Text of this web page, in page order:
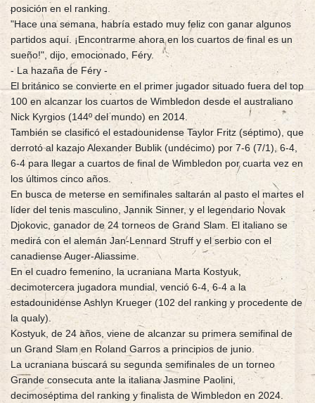
posición en el ranking.
"Hace una semana, habría estado muy feliz con ganar algunos
partidos aquí. ¡Encontrarme ahora en los cuartos de final es un
sueño!", dijo, emocionado, Féry.
- La hazaña de Féry -
El británico se convierte en el primer jugador situado fuera del top
100 en alcanzar los cuartos de Wimbledon desde el australiano
Nick Kyrgios (144º del mundo) en 2014.
También se clasificó el estadounidense Taylor Fritz (séptimo), que
derrotó al kazajo Alexander Bublik (undécimo) por 7-6 (7/1), 6-4,
6-4 para llegar a cuartos de final de Wimbledon por cuarta vez en
los últimos cinco años.
En busca de meterse en semifinales saltarán al pasto el martes el
líder del tenis masculino, Jannik Sinner, y el legendario Novak
Djokovic, ganador de 24 torneos de Grand Slam. El italiano se
medirá con el alemán Jan-Lennard Struff y el serbio con el
canadiense Auger-Aliassime.
En el cuadro femenino, la ucraniana Marta Kostyuk,
decimotercera jugadora mundial, venció 6-4, 6-4 a la
estadounidense Ashlyn Krueger (102 del ranking y procedente de
la qualy).
Kostyuk, de 24 años, viene de alcanzar su primera semifinal de
un Grand Slam en Roland Garros a principios de junio.
La ucraniana buscará su segunda semifinales de un torneo
Grande consecuta ante la italiana Jasmine Paolini,
decimoséptima del ranking y finalista de Wimbledon en 2024.